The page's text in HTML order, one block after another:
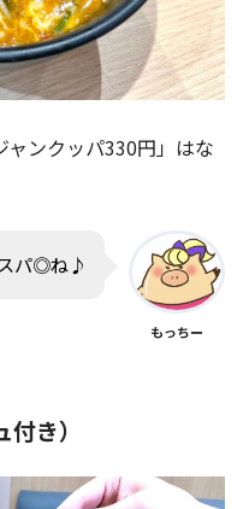
ンクッパ330円」はな
パ◎ね♪
もっちー
き）